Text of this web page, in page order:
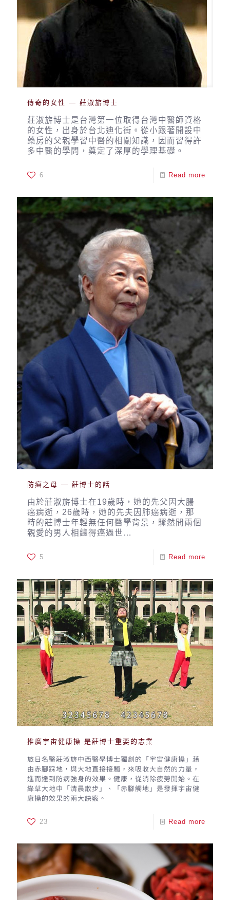
傳奇的女性 — 莊淑旂博士
莊淑旂博士是台灣第一位取得台灣中醫師資格
的女性，出身於台北迪化街。從小跟著開設中
藥房的父親學習中醫的相關知識，因而習得許
多中醫的學問，奠定了深厚的學理基礎。
6 Read more
防癌之母 — 莊博士的話
由於莊淑旂博士在19歲時，她的先父因大腸
癌病逝，26歲時，她的先夫因肺癌病逝，那
時的莊博士年輕無任何醫學背景，驟然間兩個
親愛的男人相繼得癌過世…
5 Read more
推廣宇宙健康操 是莊博士重要的志業
旅日名醫莊淑旂中西醫學博士獨創的「宇宙健康操」藉
由赤腳踩地，與大地直接接觸，來吸收大自然的力量，
進而達到防病強身的效果。健康，從消除疲勞開始。在
綠草大地中「清晨散步」、「赤腳觸地」是發揮宇宙健
康操的效果的兩大訣竅。
23 Read more